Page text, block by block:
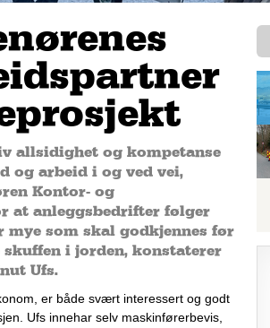
allsidighet og kompetanse
og arbeid i og ved vei,
Kontor- og
at anleggsbedrifter følger
mye som skal godkjennes før
i jorden, konstaterer
Ufs.
er både svært interessert og godt
Ufs innehar selv maskinførerbevis